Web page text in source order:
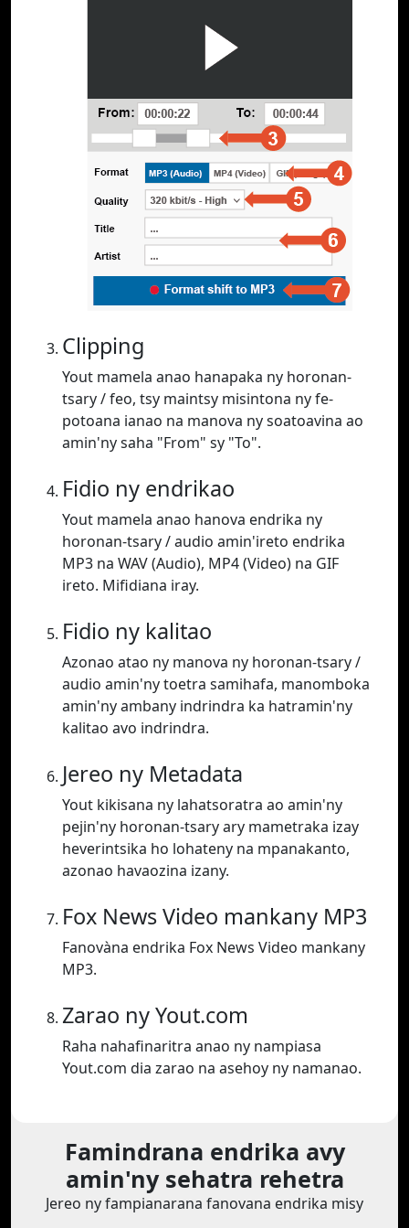
Clipping
Yout mamela anao hanapaka ny horonan-
tsary / feo, tsy maintsy misintona ny fe-
potoana ianao na manova ny soatoavina ao
amin'ny saha "From" sy "To".
Fidio ny endrikao
Yout mamela anao hanova endrika ny
horonan-tsary / audio amin'ireto endrika
MP3 na WAV (Audio), MP4 (Video) na GIF
ireto. Mifidiana iray.
Fidio ny kalitao
Azonao atao ny manova ny horonan-tsary /
audio amin'ny toetra samihafa, manomboka
amin'ny ambany indrindra ka hatramin'ny
kalitao avo indrindra.
Jereo ny Metadata
Yout kikisana ny lahatsoratra ao amin'ny
pejin'ny horonan-tsary ary mametraka izay
heverintsika ho lohateny na mpanakanto,
azonao havaozina izany.
Fox News Video mankany MP3
Fanovàna endrika Fox News Video mankany
MP3.
Zarao ny Yout.com
Raha nahafinaritra anao ny nampiasa
Yout.com dia zarao na asehoy ny namanao.
Famindrana endrika avy
amin'ny sehatra rehetra
Jereo ny fampianarana fanovana endrika misy